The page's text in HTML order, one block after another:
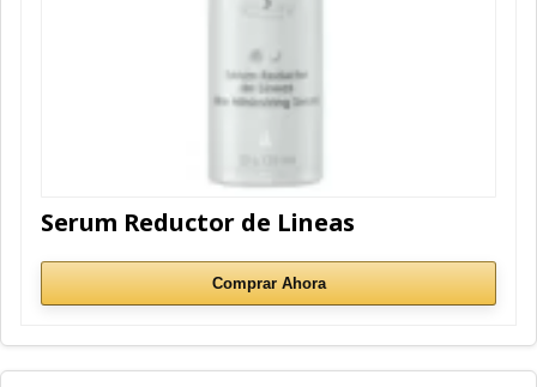
Serum Reductor de Lineas
Comprar Ahora